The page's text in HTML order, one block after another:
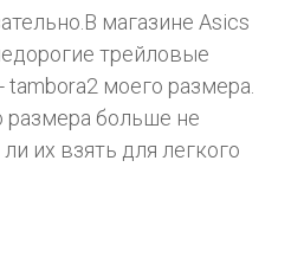
магазине Asics
трейловые
моего размера.
размера больше не
их взять для легкого